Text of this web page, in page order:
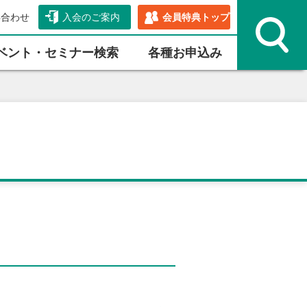
わせ 入会のご案内 会員特典トップ
ント・セミナー検索 各種お申込み